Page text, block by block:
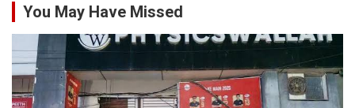
You May Have Missed